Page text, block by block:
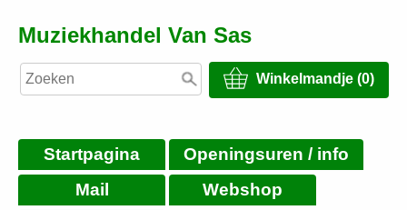
Muziekhandel Van Sas
Winkelmandje (0)
Startpagina
Openingsuren / info
Mail
Webshop